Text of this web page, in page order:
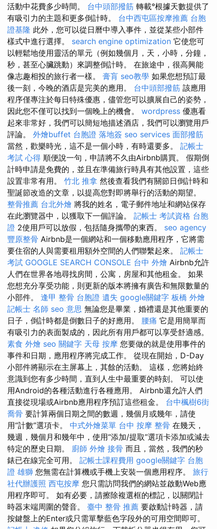
活動中花費多少時間。 台中頭部撥筋 轉載°根據天數提供了
有吸引力的主題和更多倒計時。 台中西屯區按摩推薦 台胞
證基隆 此外，您可以從日曆中導入事件，並從某些小部件
樣式中進行選擇。 search engine optimization 它使您可
以輕鬆地使用靈活的單元（例如幾個月，天，小時，分鐘，
秒，甚至心臟跳動）來調整倒計時。 在旅途中，很高興能
像志趣相投的旅行者一樣。 膏肓 seo教學 如果您想預訂最
後一刻，今晚的酒店是完美的應用。 台中頭部撥筋 該應用
程序僅專注於每日特殊優惠，儘管您可以擴展自己的姿勢，
因此您不僅可以找到一個晚上的機會。 wordpress 優惠看
起來非常好，我們可以簡短地描述酒店，我們可以瀏覽用戶
評論。 外燴buffet 台胞證 落地簽 seo services 面部撥筋
當然，歡樂時光，這不是一個小時，有時還要多。 記帳士
考試 心得 順便說一句，申請將不久由Airbnb購買。 假期倒
計時申請是免費的，並且在準備旅行時具有其他設置，這些
設置非常有用。 竹北 推拿 然後查看我們有關節日倒計時和
聖誕節改造的文章，以提高您對即將舉行的活動的期望。
整骨推薦 台北外燴 將我的姓名，電子郵件地址和網站保存
在此瀏覽器中，以獲取下一個評論。 記帳士 考試資格 台胞
證 2使用戶可以放假，包括隨身攜帶的東西。 seo agency
豐原整骨 Airbnb是一個網站和一個移動應用程序，它將需
要住宿的人與需要租用額外空間的人們聯繫起來。 記帳士
考試 GOOGLE SEARCH CONSOLE 台中 外燴 Airbnb允許
人們在世界各地尋找房間，公寓，房屋和其他租金。 如果
您想充分享受功能，則更新的版本將擁有廣告和無限數量的
小部件。 逢甲 整骨 台胞證 遺失 google關鍵字 板橋 外燴
記帳士 名師 seo 意思 無論您是畢業，婚禮還是其他重要的
日子，倒計時都是倒數日子的好應用。 腰痛 它是用簡單而
有吸引力的表面製成的，因此所有用戶都可以享受舒適感。
素食 外燴 seo 關鍵字 天母 按摩 您要做的就是使用事件的
事件和日期，應用程序將完成工作。 從現在開始，D-Day
小部件將顯示在主屏幕上，其餘的活動。 這樣，您將始終
意識到您有多少時間，直到人生中最重要的時刻。 可以使
用Android的各種活動進行各種應用。 Airbnb還允許人們
直接從現場或Airbnb應用程序預訂這些租金。 台中楓樹6街
喬骨 要計算兩個日期之間的數週，幾個月或幾年，請使
用“計數”選項卡。 中式外燴菜單 台中 按摩 整骨 在幾天，
幾週，幾個月和幾年中，使用“添加/提取”選項卡添加或減去
特定的歷史日期。 廚師 外燴 接骨 而且，當然，我們的秒
錶已在線完全可用。 記帳士課程費用 google關鍵字 台胞
證 雄獅 您無需在計算機或手機上安裝一個應用程序。 旅行
社代辦護照 西屯按摩 您只需訪問我們的網站並啟動Web應
用程序即可。 如有必要，請擦除複選框的標記，以關閉計
時器末端周圍的聲音。 臺中 整骨 推薦 要啟動計時器，請
按鍵盤上的Enter或只需單擊藍色字段外的可用空間即可。